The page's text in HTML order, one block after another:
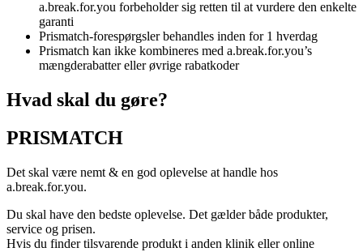
a.break.for.you forbeholder sig retten til at vurdere den enkelte
garanti
Prismatch-forespørgsler behandles inden for 1 hverdag
Prismatch kan ikke kombineres med a.break.for.you’s
mængderabatter eller øvrige rabatkoder
Hvad skal du gøre?
PRISMATCH
Det skal være nemt & en god oplevelse at handle hos
a.break.for.you.
Du skal have den bedste oplevelse. Det gælder både produkter,
service og prisen.
Hvis du finder tilsvarende produkt i anden klinik eller online